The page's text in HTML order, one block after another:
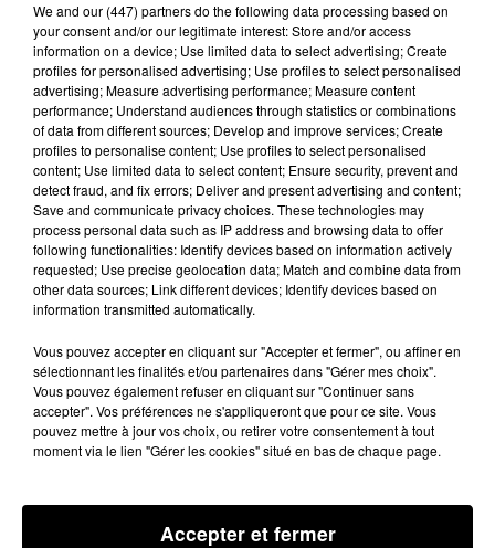
Lecture (1 min 9 sec)
100%
8 août 2024 - 1 min 9 sec
L'AGENDA DU LOT DU 08/08/2024 À 06H46
We and our (447) partnersdo the following data processing based on
your consent and/or our legitimate interest: Store and/or access
information on a device; Use limited data to select advertising; Create
profiles for personalised advertising; Use profiles to select personalised
advertising; Measure advertising performance; Measure content
performance; Understand audiences through statistics or combinations
of data from different sources; Develop and improve services; Create
profiles to personalise content; Use profiles to select personalised
content; Use limited data to select content; Ensure security, prevent and
detect fraud, and fix errors; Deliver and present advertising and content;
Save and communicate privacy choices. These technologies may
process personal data such as IP address and browsing data to offer
following functionalities: Identify devices based on information actively
requested; Use precise geolocation data; Match and combine data from
other data sources; Link different devices; Identify devices based on
information transmitted automatically.
Vous pouvez accepter en cliquant sur "Accepter et fermer", ou affiner en
sélectionnant les finalités et/ou partenaires dans "Gérer mes choix".
Vous pouvez également refuser en cliquant sur "Continuer sans
accepter". Vos préférences ne s'appliqueront que pour ce site. Vous
pouvez mettre à jour vos choix, ou retirer votre consentement à tout
moment via le lien "Gérer les cookies" situé en bas de chaque page.
Accepter et fermer